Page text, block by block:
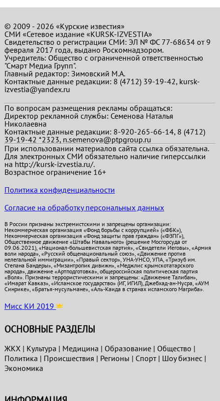
© 2009 - 2026 «Курские известия»
СМИ «Сетевое издание «KURSK-IZVESTIA»
Свидетельство о регистрации СМИ: ЭЛ № ФС 77-68634 от 9
февраля 2017 года, выдано Роскомнадзором.
Учредитель: Общество с ограниченной ответственностью
"Смарт Медиа Групп".
Главный редактор:Зимовский М.А.
Контактные данные редакции: 8 (4712) 39-19-42, kursk-
izvestia@yandex.ru
По вопросам размещения рекламы обращаться:
Директор рекламной службы: Семенова Наталья
Николаевна
Контактные данные редакции: 8-920-265-66-14, 8 (4712)
39-19-42 *2323, n.semenova@ptpgroup.ru
При использовании материалов сайта ссылка обязательна.
Для электронных СМИ обязательно наличие гиперссылки
на http://kursk-izvestia.ru/.
Возрастное ограничение 16+
Политика конфиденциальности
Согласие на обработку персональных данных
В России признаны экстремистскими и запрещены организации:
Некоммерческая организация «Фонд борьбы с коррупцией» («ФБК»),
Некоммерческая организация «Фонд защиты прав граждан» («ФЗПГ»),
Общественное движение «Штабы Навального» (решение Мосгорсуда от
09.06.2021), «Национал-большевистская партия», «Свидетели Иеговы», «Армия
воли народа», «Русский общенациональный союз», «Движение против
нелегальной иммиграции», «Правый сектор», УНА-УНСО, УПА, «Тризуб им.
Степана Бандеры», «Мизантропик дивижн», «Меджлис крымскотатарского
народа», движение «Артподготовка», общероссийская политическая партия
«Воля». Признаны террористическими и запрещены: «Движение Талибан»,
«Имарат Кавказ», «Исламское государство» (ИГ, ИГИЛ), Джебхад-ан-Нусра, «АУМ
Синрике», «Братья-мусульмане», «Аль-Каида в странах исламского Магриба».
Мисс КИ 2019
ОСНОВНЫЕ РАЗДЕЛЫ
ЖКХ| Культура | Медицина | Образование| Общество |
Политика | Проиcшествия | Регионы | Спорт| Шоу бизнес|
Экономика